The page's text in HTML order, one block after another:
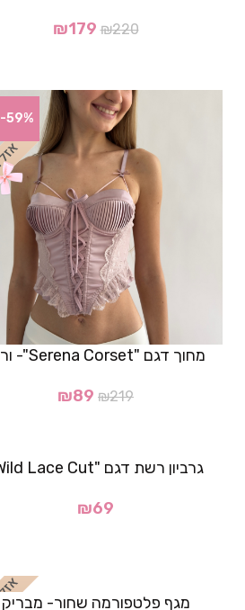
₪220
₪179
-59%
מחוך דגם "Serena Corset"- ורוד
₪219
₪89
גרביון רשת דגם "Wild Lace Cut"
₪69
מגף פלטפורמה שחור- מבריק